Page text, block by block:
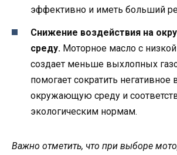
эффективно и иметь больший
Снижение воздействия на
среду. Моторное масло с
создает меньше выхлопных
помогает сократить негативное
окружающую среду и
экологическим нормам.
Важно отметить, что при выборе